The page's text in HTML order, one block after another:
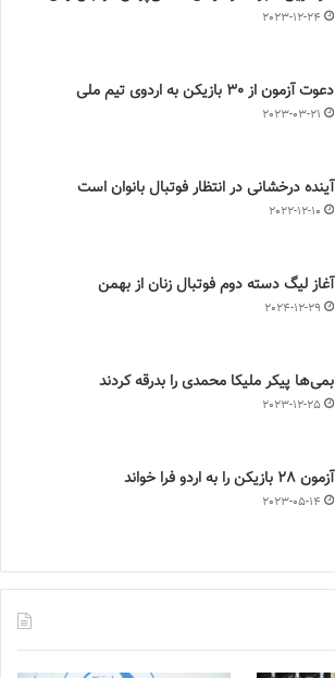
2023-12-24
دعوت آزمون از 30 بازیکن به اردوی تیم ملی
2023-03-21
آینده درخشانی در انتظار فوتبال بانوان است
2022-12-10
آغاز لیگ دسته دوم فوتبال زنان از بهمن
2024-12-29
بمی‌ها پیکر ملیکا محمدی را بدرقه کردند
2023-12-25
آزمون 28 بازیکن را به اردو فرا خواند
2023-05-14